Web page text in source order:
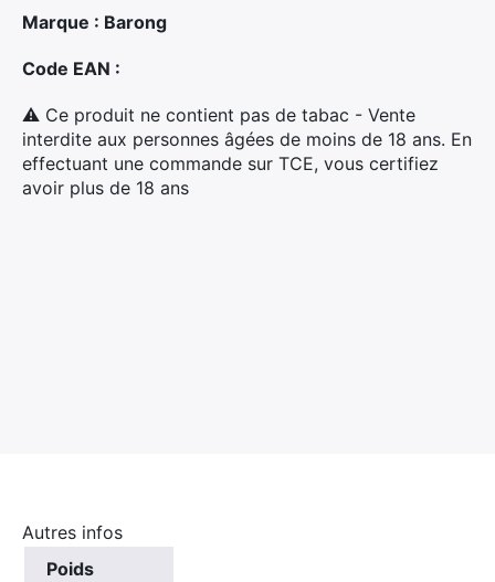
Marque : Barong
Code EAN :
⚠ Ce produit ne contient pas de tabac - Vente
interdite aux personnes âgées de moins de 18 ans. En
effectuant une commande sur TCE, vous certifiez
avoir plus de 18 ans
Autres infos
Poids